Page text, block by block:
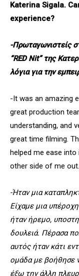
Katerina Sigala.
experience?
-Πρωταγωνιστείς
“RED Nit” της
λόγια για την
-Ιt was an amazing
great production
understanding, and
great time filming.
helped me ease
other side of me
-Ήταν μια
Είχαμε μια
ήταν ήρεμο,
δουλειά. Πέρασα
αυτός ήταν κάτι
ομάδα με βοήθησε
έξω την άλλη